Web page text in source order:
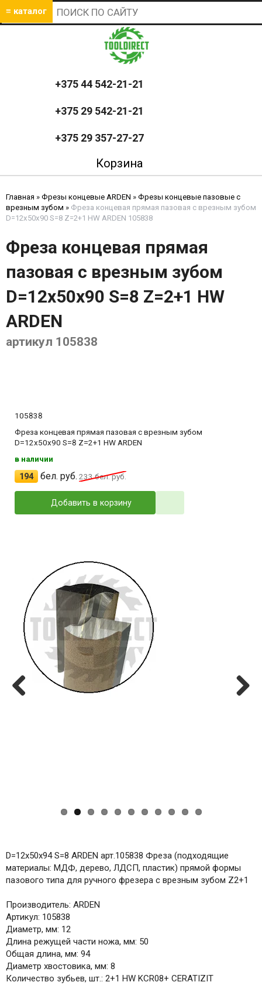
≡ каталог
+375 44 542-21-21
+375 29 542-21-21
+375 29 357-27-27
Корзина
Главная » Фрезы концевые ARDEN » Фрезы концевые пазовые с
врезным зубом » Фреза концевая прямая пазовая с врезным зубом
D=12х50x90 S=8 Z=2+1 HW ARDEN 105838
Фреза концевая прямая
пазовая с врезным зубом
D=12х50x90 S=8 Z=2+1 HW
ARDEN
артикул 105838
105838
Фреза концевая прямая пазовая с врезным зубом
D=12х50x90 S=8 Z=2+1 HW ARDEN
в наличии
194 бел. руб. 233бел. руб.
Добавить в корзину
D=12х50x94 S=8 ARDEN арт.105838 Фреза (подходящие
материалы: МДФ, дерево, ЛДСП, пластик) прямой формы
пазового типа для ручного фрезера с врезным зубом Z2+1
Производитель: ARDEN
Артикул: 105838
Диаметр, мм: 12
Длина режущей части ножа, мм: 50
Общая длина, мм: 94
Диаметр хвостовика, мм: 8
Количество зубьев, шт.: 2+1 HW KCR08+ CERATIZIT